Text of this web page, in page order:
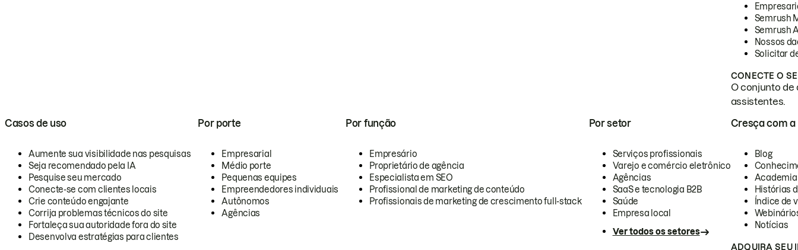
Semrush
Semrush
Nossos
Solicitar
CONECTE O
O conjunto de
assistentes.
Casos de uso
Aumente sua visibilidade nas pesquisas
Seja recomendado pela IA
Pesquise seu mercado
Conecte-se com clientes locais
Crie conteúdo engajante
Corrija problemas técnicos do site
Fortaleça sua autoridade fora do site
Desenvolva estratégias para clientes
Por porte
Empresarial
Médio porte
Pequenas equipes
Empreendedores individuais
Autônomos
Agências
Por função
Empresário
Proprietário de agência
Especialista em SEO
Profissional de marketing de conteúdo
Profissionais de marketing de crescimento full-stack
Por setor
Serviços profissionais
Varejo e comércio eletrônico
Agências
SaaS e tecnologia B2B
Saúde
Empresa local
Ver todos os setores
Cresça com a
Blog
Academia
Histórias
Índice de
Notícias
ADQUIRA SEU